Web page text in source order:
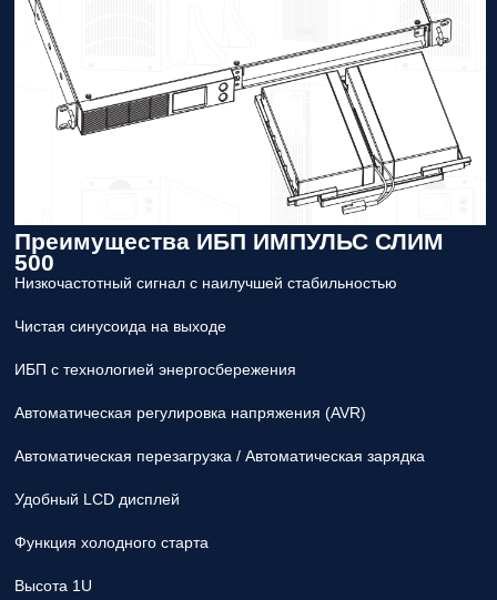
Преимущества ИБП ИМПУЛЬС СЛИМ
500
Низкочастотный сигнал с наилучшей стабильностью
Чистая синусоида на выходе
ИБП с технологией энергосбережения
Автоматическая регулировка напряжения (AVR)
Автоматическая перезагрузка / Автоматическая зарядка
Удобный LCD дисплей
Функция холодного старта
Высота 1U